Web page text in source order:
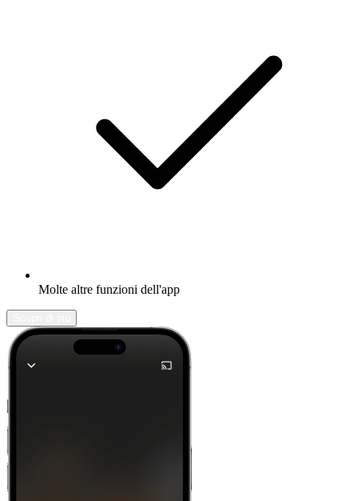
Molte altre funzioni dell'app